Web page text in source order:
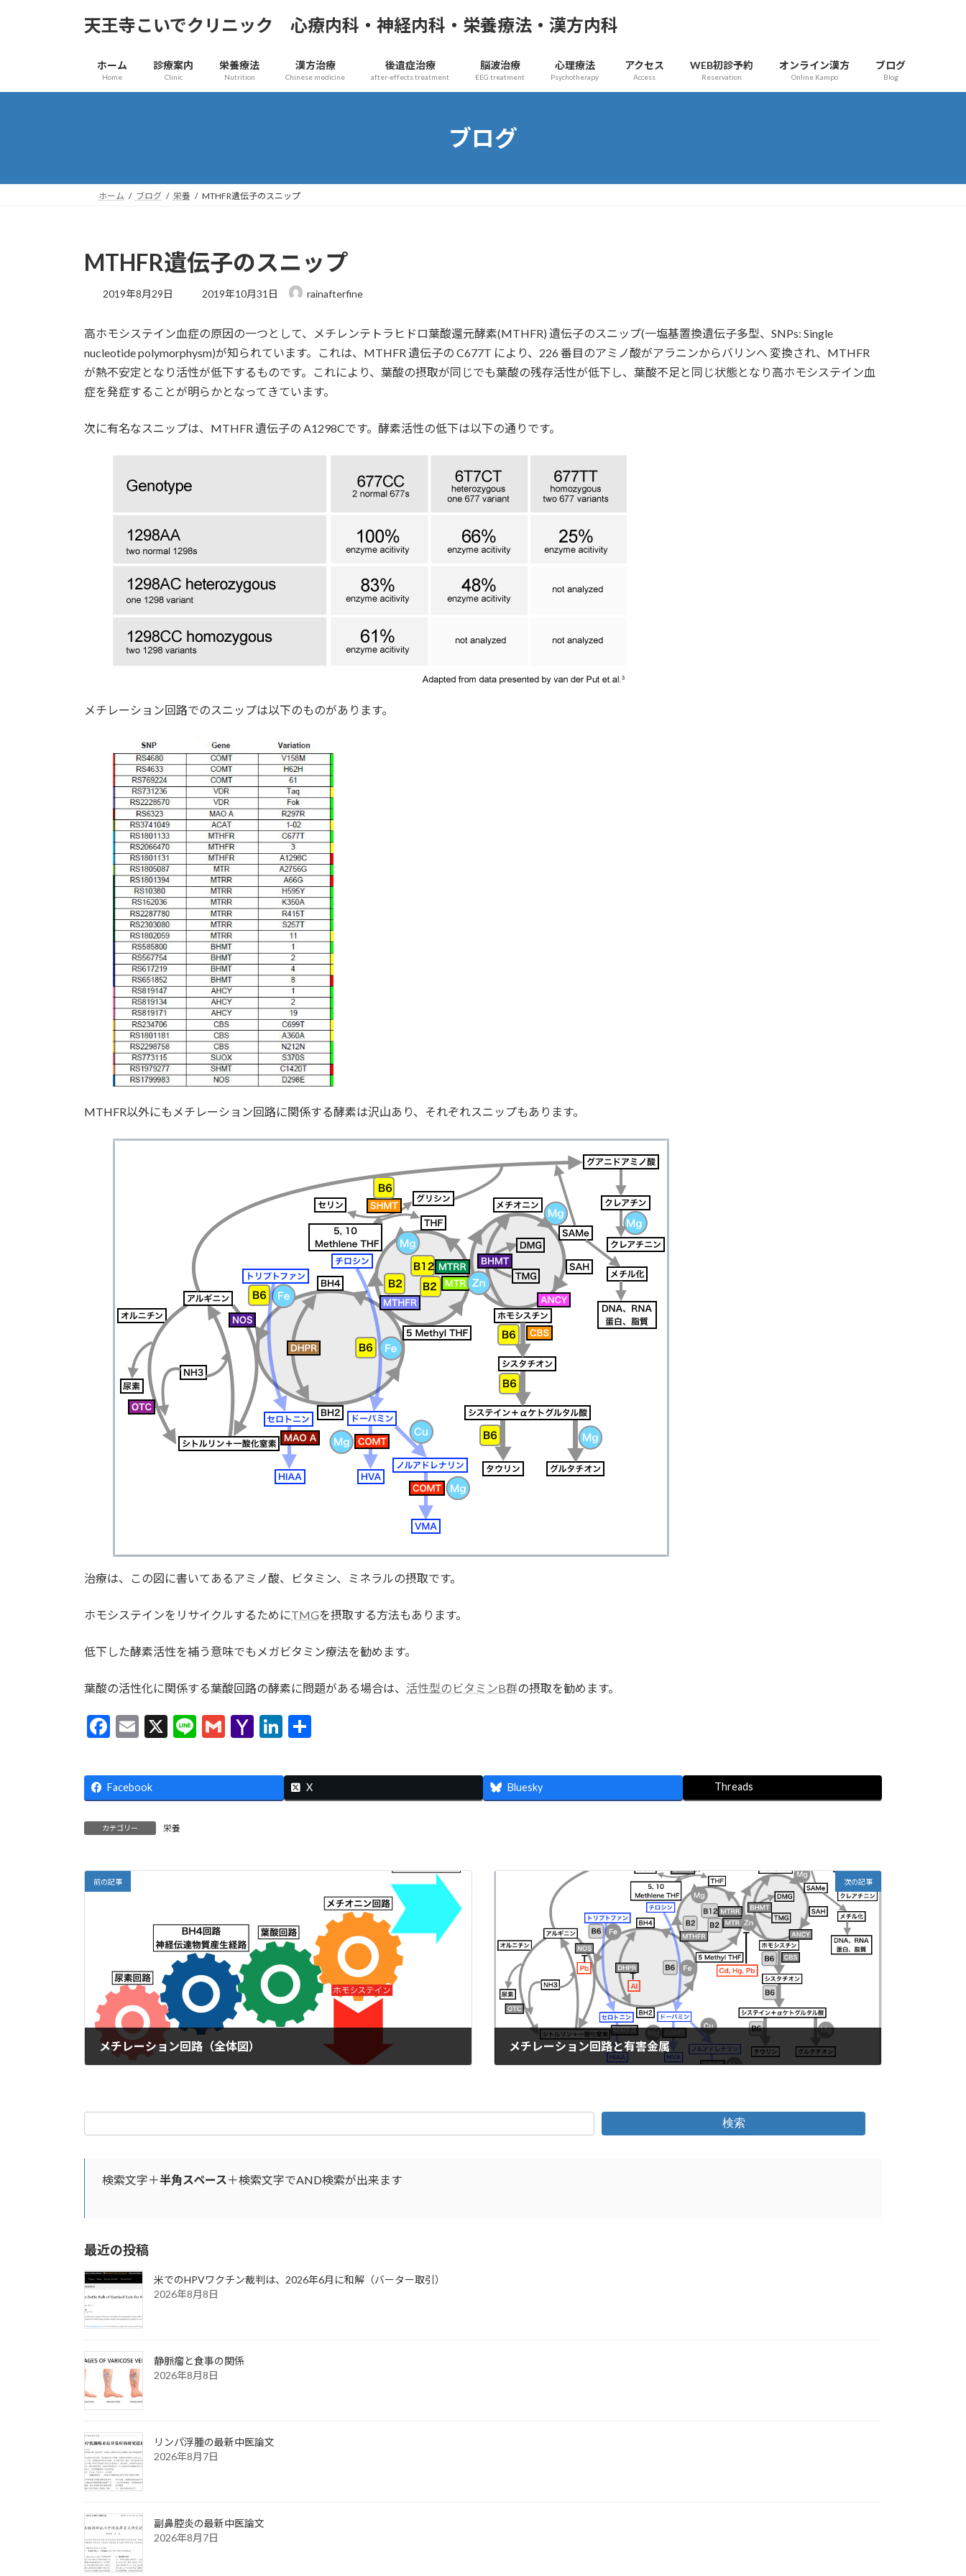
へ
ョ
天王寺こいでクリニック 心療内科・神経内科・栄養療法・漢方内科
ホーム
Home
診療案内
Clinic
栄養療法
Nutrition
漢方治療
Chinese medicine
後遺症治療
after-effects treatment
脳波治療
EEG treatment
心理療法
Psychotherapy
アクセス
Access
WEB初診予約
Reservation
オンライン漢方
Online Kampo
ブログ
Blog
ブログ
ホーム ブログ 栄養 MTHFR遺伝子のスニップ
MTHFR遺伝子のスニップ
2019年8月29日
最
新
:
2019年10月31日 rainafterfine
高ホモシステイン血症の原因の一つとして、メチレンテトラヒドロ葉酸還元酵素(MTHFR) 遺伝子のスニップ(一塩基置換遺伝子多型、SNPs: Single
nucleotide polymorphysm)が知られています。これは、MTHFR 遺伝子の C677T により、226 番目のアミノ酸がアラニンからバリンへ 変換され、MTHFR
が熱不安定となり活性が低下するものです。これにより、葉酸の摂取が同じでも葉酸の残存活性が低下し、葉酸不足と同じ状態となり高ホモシステイン血
症を発症することが明らかとなってきています。
次に有名なスニップは、MTHFR 遺伝子の A1298Cです。酵素活性の低下は以下の通りです。
メチレーション回路でのスニップは以下のものがあります。
MTHFR以外にもメチレーション回路に関係する酵素は沢山あり、それぞれスニップもあります。
治療は、この図に書いてあるアミノ酸、ビタミン、ミネラルの摂取です。
ホモシステインをリサイクルするためにTMGを摂取する方法もあります。
低下した酵素活性を補う意味でもメガビタミン療法を勧めます。
葉酸の活性化に関係する葉酸回路の酵素に問題がある場合は、 活性型のビタミンB群の摂取を勧めます。
F
e
b
o
o
k
E
ai
l
X
Li
e
G
ai
l
Y
h
o
ai
Li
ke
dI
Facebook X Bluesky Threads
カテゴリー 栄養
前の記事
メチレーション回路（全体図）
次の記事
メチレーション回路と有害金属
検索
検索文字＋半角スペース＋検索文字でAND検索が出来ます
最近の投稿
米でのHPVワクチン裁判は、2026年6月に和解（バーター取引）
2026年8月8日
静脈瘤と食事の関係
2026年8月8日
リンパ浮腫の最新中医論文
2026年8月7日
副鼻腔炎の最新中医論文
2026年8月7日